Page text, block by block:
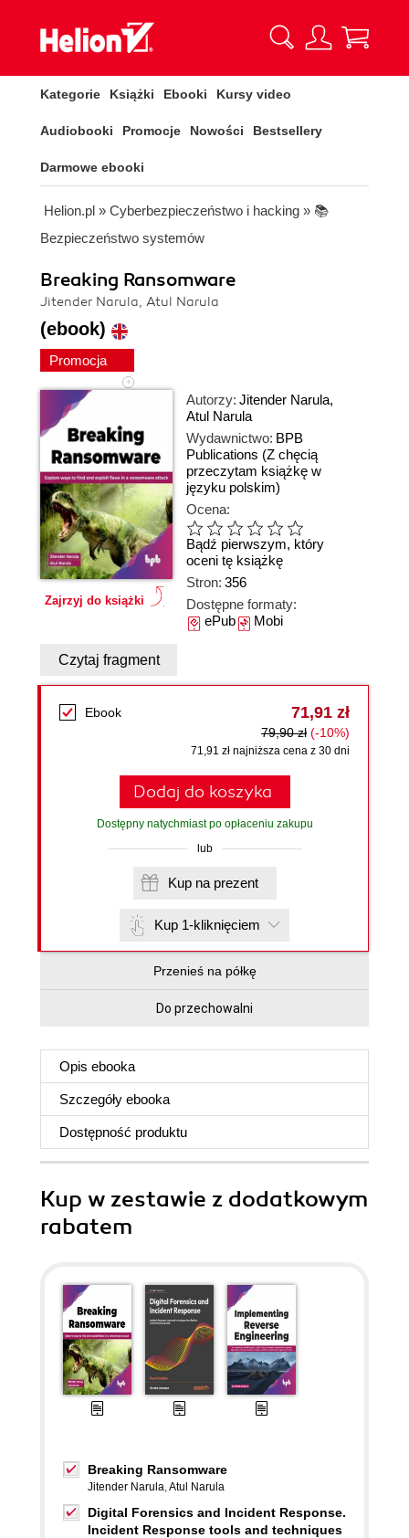
Kategorie Książki Ebooki Kursy video
Audiobooki Promocje Nowości Bestsellery
Darmowe ebooki
Helion.pl » Cyberbezpieczeństwo i hacking » 📚
Bezpieczeństwo systemów
Breaking Ransomware
Jitender Narula, Atul Narula
(ebook)
Promocja
Zajrzyj do książki
Autorzy: Jitender Narula,
Atul Narula
Wydawnictwo: BPB
Publications (Z chęcią
przeczytam książkę w
języku polskim)
Ocena:
Bądź pierwszym, który
oceni tę książkę
Stron: 356
Dostępne formaty:
ePubMobi
Czytaj fragment
Ebook 71,91 zł
79,90 zł (-10%)
71,91 zł najniższa cena z 30 dni
Dodaj do koszyka
Dostępny natychmiast po opłaceniu zakupu
lub
Kup na prezent
Kup 1-kliknięciem
Przenieś na półkę
Do przechowalni
Opis ebooka
Szczegóły ebooka
Dostępność produktu
Kup w zestawie z dodatkowym
rabatem
Breaking Ransomware
Jitender Narula,Atul Narula
Digital Forensics and Incident Response.
Incident Response tools and techniques